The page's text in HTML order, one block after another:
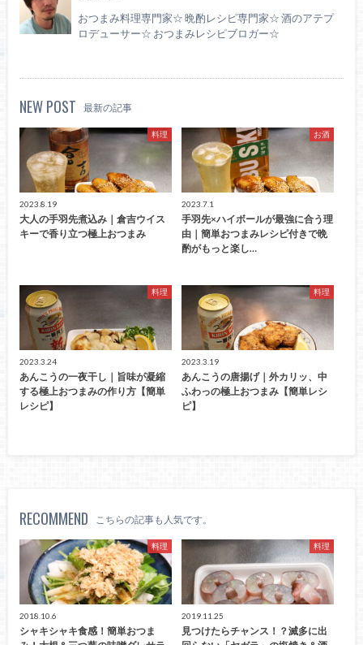
おつまみ料理専門家☆ 晩酌レシピ専門家☆ 酒のアテプ
ロデューサー☆ おつまみレシピブロガー☆
NEW POST 最新の記事
料理
2023.8.19
大人の手羽先煮込み｜倉吉ウイス
キーで香り立つ極上おつまみ
お酒
2023.7.1
手羽先×ハイボールが最強に合う理
由｜簡単おつまみレシピ付きで晩
酌がもっと楽し…
料理
2023.3.24
あんこうの一夜干し｜旨味が凝縮
する極上おつまみの作り方【簡単
レシピ】
料理
2023.3.19
あんこうの唐揚げ｜外カリッ、中
ふわっの極上おつまみ【簡単レシ
ピ】
RECOMMEND こちらの記事も人気です。
料理
2018.10.6
シャキシャキ食感！簡単おつま
料理
2019.11.25
見つけたらチャンス！？滅多に出